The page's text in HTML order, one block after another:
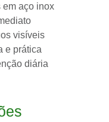
em aço inox
visíveis
e prática
diária